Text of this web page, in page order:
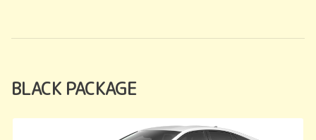
BLACK PACKAGE